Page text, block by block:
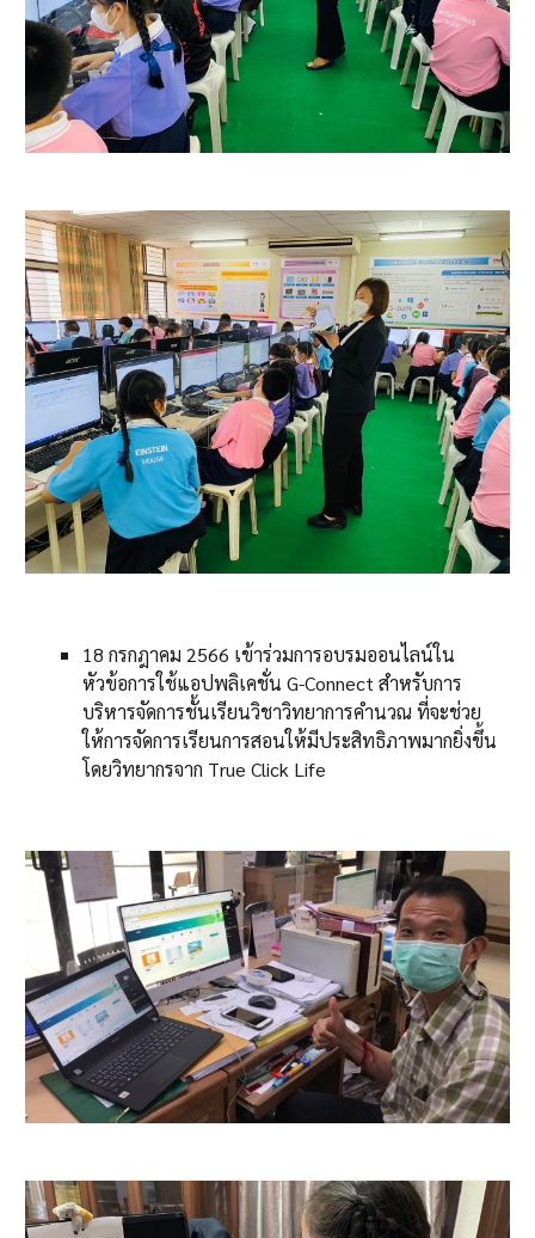
18 กรกฎาคม 2566 เข้าร่วมการอบรมออนไลน์ใน
หัวข้อการใช้แอปพลิเคชั่น G-Connect สำหรับการ
บริหารจัดการชั้นเรียนวิชาวิทยาการคำนวณ ที่จะช่วย
ให้การจัดการเรียนการสอนให้มีประสิทธิภาพมากยิ่งขึ้น
โดยวิทยากรจาก True Click Life